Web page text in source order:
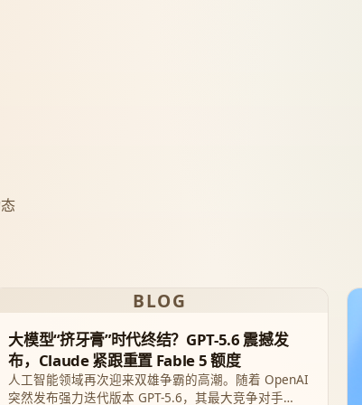
BLOG
大模型“挤牙膏”时代终结？GPT-5.6 震撼发
布，Claude 紧跟重置 Fable 5 额度
人工智能领域再次迎来双雄争霸的高潮。随着 OpenAI
突然发布强力迭代版本 GPT-5.6，其最大竞争对手